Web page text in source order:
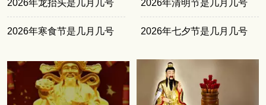
2026年龙抬头是几月几号 2026年清明节是几月几号
2026年寒食节是几月几号 2026年七夕节是几月几号